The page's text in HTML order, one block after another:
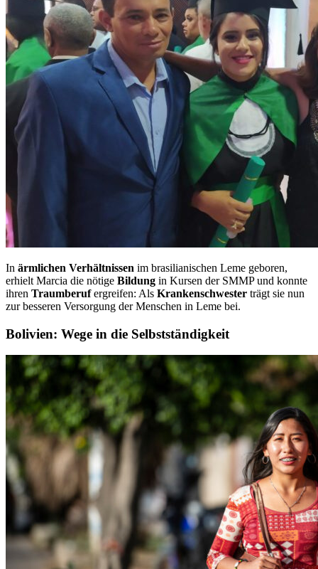
In ärmlichen Verhältnissen im brasilianischen Leme geboren,
erhielt Marcia die nötige Bildung in Kursen der SMMP und konnte
ihren Traumberufergreifen: Als Krankenschwester trägt sie nun
zur besseren Versorgung der Menschen in Leme bei.
Bolivien: Wege in die Selbstständigkeit